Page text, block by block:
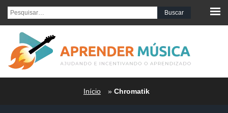
Pesquisar por:
Início » Chromatik